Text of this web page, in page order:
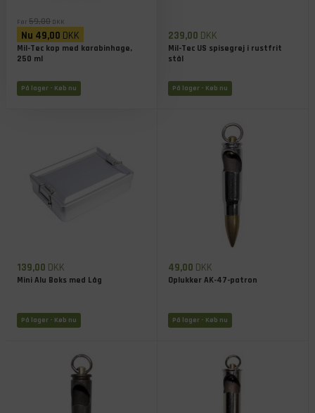
Før 59,00 DKK
Nu 49,00 DKK
Mil-Tec kop med karabinhage,
250 ml
På lager - Køb nu
239,00 DKK
Mil-Tec US spisegrej i rustfrit
stål
På lager - Køb nu
139,00 DKK
Mini Alu Boks med Låg
På lager - Køb nu
49,00 DKK
Oplukker AK-47-patron
På lager - Køb nu